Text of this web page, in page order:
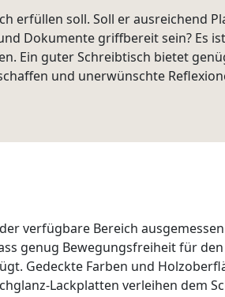
erfüllen soll. Soll er ausreichend
Dokumente griffbereit sein? Es
Ein guter Schreibtisch bietet
und unerwünschte
verfügbare Bereich
genug Bewegungsfreiheit für
Gedeckte Farben und
Lackplatten verleihen dem